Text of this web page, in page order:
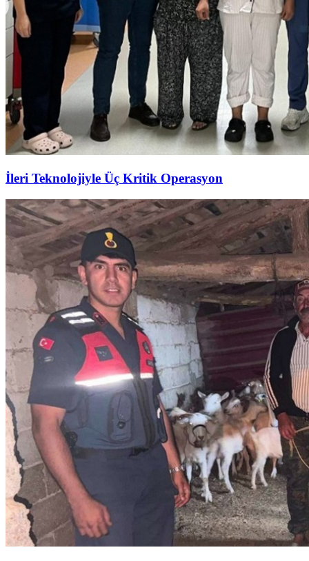
İleri Teknolojiyle Üç Kritik Operasyon